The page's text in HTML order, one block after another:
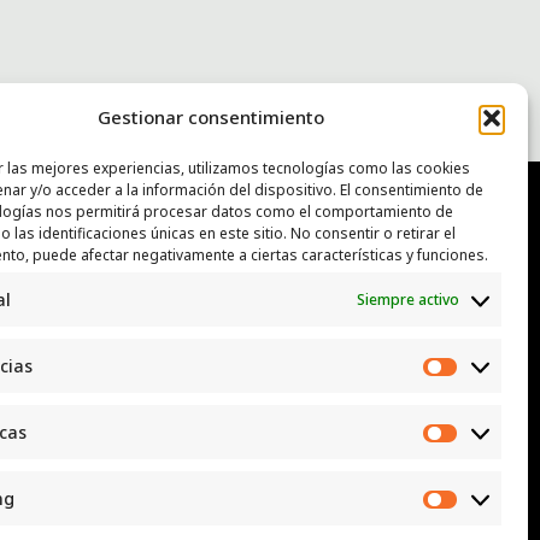
Gestionar consentimiento
las mejores experiencias, utilizamos tecnologías como las cookies
y/o acceder a la información del dispositivo. El consentimiento de
nos permitirá procesar datos como el comportamiento de
las identificaciones únicas en este sitio. No consentir o retirar el
puede afectar negativamente a ciertas características y funciones.
Siempre activo
luggcentrosocial @ biodevas.org